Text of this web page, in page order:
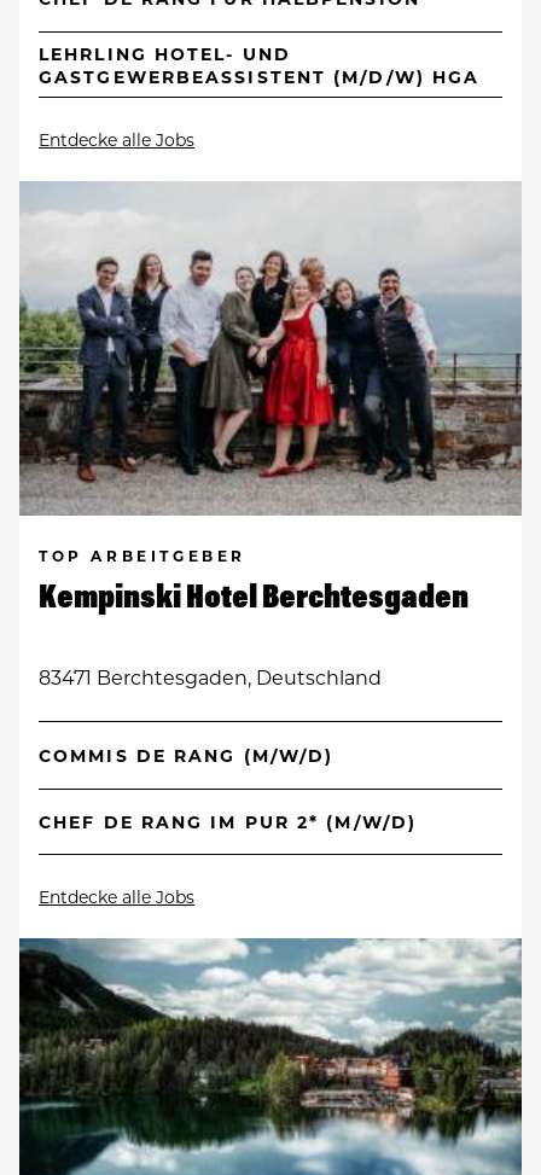
LEHRLING HOTEL- UND
GASTGEWERBEASSISTENT (M/D/W) HGA
Entdecke alle Jobs
TOP ARBEITGEBER
Kempinski Hotel Berchtesgaden
83471 Berchtesgaden, Deutschland
COMMIS DE RANG (M/W/D)
CHEF DE RANG IM PUR 2* (M/W/D)
Entdecke alle Jobs